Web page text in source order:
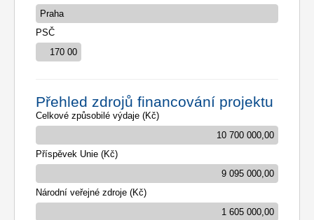
PSČ
Přehled zdrojů financování projektu
Celkové způsobilé výdaje (Kč)
Příspěvek Unie (Kč)
Národní veřejné zdroje (Kč)